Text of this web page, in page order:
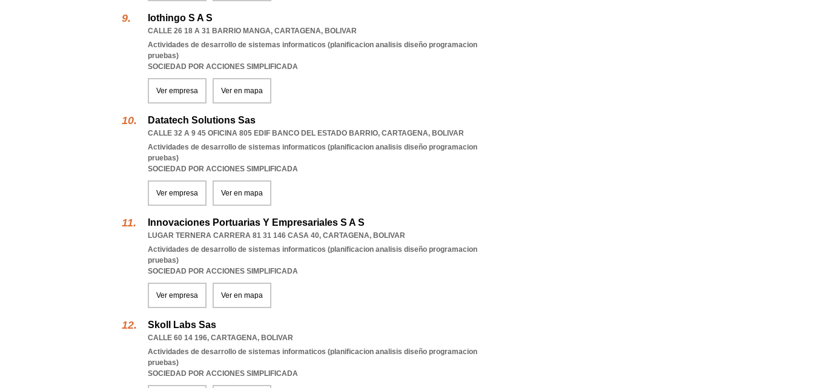
Iothingo S A S
CALLE 26 18 A 31 BARRIO MANGA, CARTAGENA, BOLIVAR
Actividades de desarrollo de sistemas informaticos (planificacion analisis diseño programacion
pruebas)
SOCIEDAD POR ACCIONES SIMPLIFICADA
Ver empresa Ver en mapa
Datatech Solutions Sas
CALLE 32 A 9 45 OFICINA 805 EDIF BANCO DEL ESTADO BARRIO, CARTAGENA, BOLIVAR
Actividades de desarrollo de sistemas informaticos (planificacion analisis diseño programacion
pruebas)
SOCIEDAD POR ACCIONES SIMPLIFICADA
Ver empresa Ver en mapa
Innovaciones Portuarias Y Empresariales S A S
LUGAR TERNERA CARRERA 81 31 146 CASA 40, CARTAGENA, BOLIVAR
Actividades de desarrollo de sistemas informaticos (planificacion analisis diseño programacion
pruebas)
SOCIEDAD POR ACCIONES SIMPLIFICADA
Ver empresa Ver en mapa
Skoll Labs Sas
CALLE 60 14 196, CARTAGENA, BOLIVAR
Actividades de desarrollo de sistemas informaticos (planificacion analisis diseño programacion
pruebas)
SOCIEDAD POR ACCIONES SIMPLIFICADA